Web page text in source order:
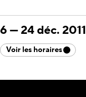
6 —24 déc. 2011
Voir les horaires